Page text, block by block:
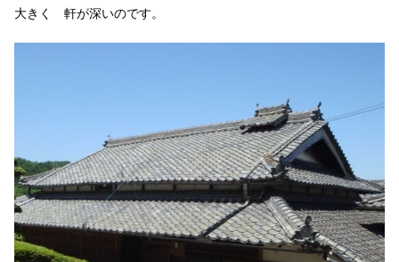
大きく 軒が深いのです。